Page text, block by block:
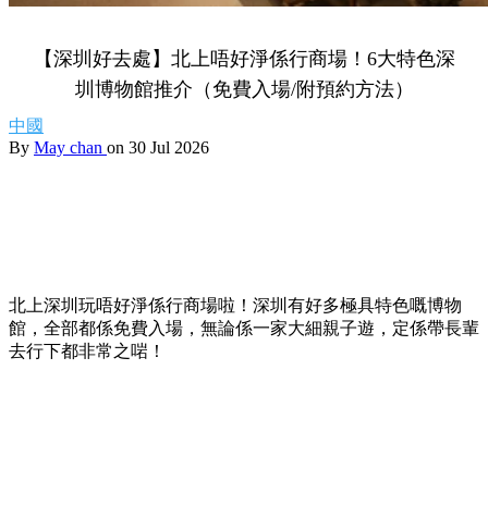
【深圳好去處】北上唔好淨係行商場！6大特色深
圳博物館推介（免費入場/附預約方法）
中國
By May chan on 30 Jul 2026
北上深圳玩唔好淨係行商場啦！深圳有好多極具特色嘅博物
館，全部都係免費入場，無論係一家大細親子遊，定係帶長輩
去行下都非常之啱！